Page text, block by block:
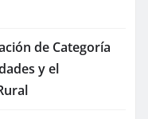
de Categoría
y el